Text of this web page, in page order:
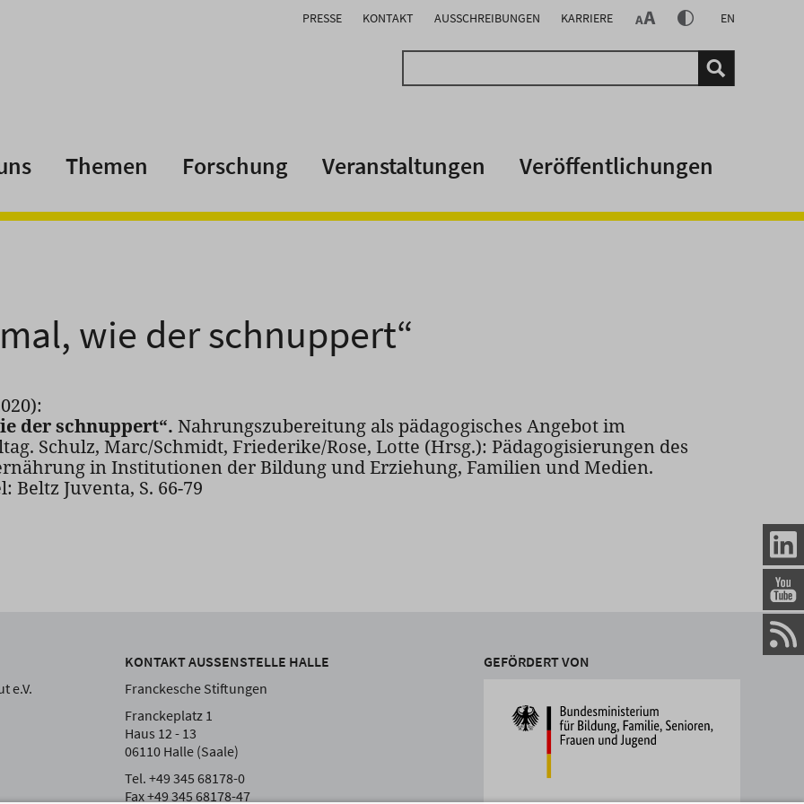
PRESSE KONTAKT AUSSCHREIBUNGEN KARRIERE EN
Themen Forschung Veranstaltungen Veröffentlichungen
wie der schnuppert“
der schnuppert“. Nahrungszubereitung als pädagogisches Angebot im
Schulz, Marc/Schmidt, Friederike/Rose, Lotte (Hrsg.): Pädagogisierungen des
in Institutionen der Bildung und Erziehung, Familien und Medien.
Beltz Juventa, S. 66-79
e.V.
KONTAKT AUSSENSTELLE HALLE
Franckesche Stiftungen
Franckeplatz 1
Haus 12 - 13
06110 Halle (Saale)
Tel. +49 345 68178-0
Fax +49 345 68178-47
GEFÖRDERT VON